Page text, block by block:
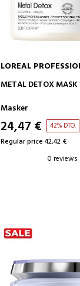
ADD TO CART
LOREAL
METAL DETOX MASK
Masker
24,47 € 42% DTO.
Regular price 42,42 €
0 reviews